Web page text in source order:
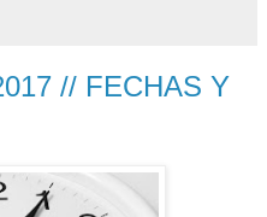
// FECHAS Y